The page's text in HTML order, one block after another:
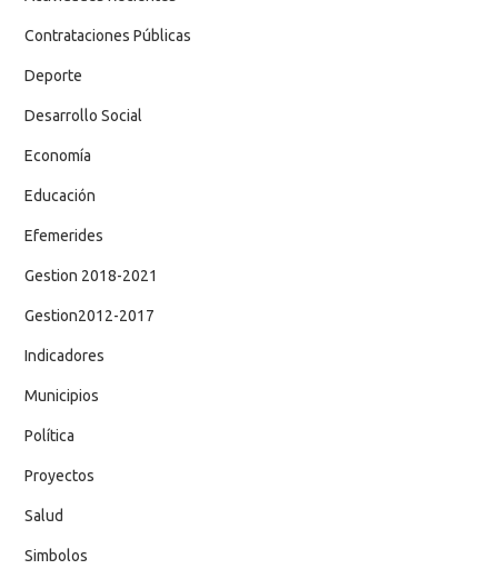
Contrataciones Públicas
Deporte
Desarrollo Social
Economía
Educación
Efemerides
Gestion 2018-2021
Gestion2012-2017
Indicadores
Municipios
Política
Proyectos
Salud
Simbolos